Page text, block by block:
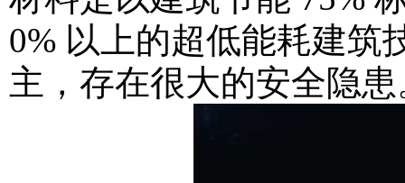
0% 以上的超低能耗建筑
主，存在很大的安全隐患